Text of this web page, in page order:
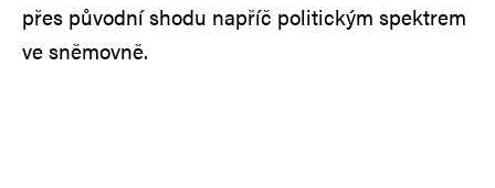
přes původní shodu napříč politickým spektrem
ve sněmovně.